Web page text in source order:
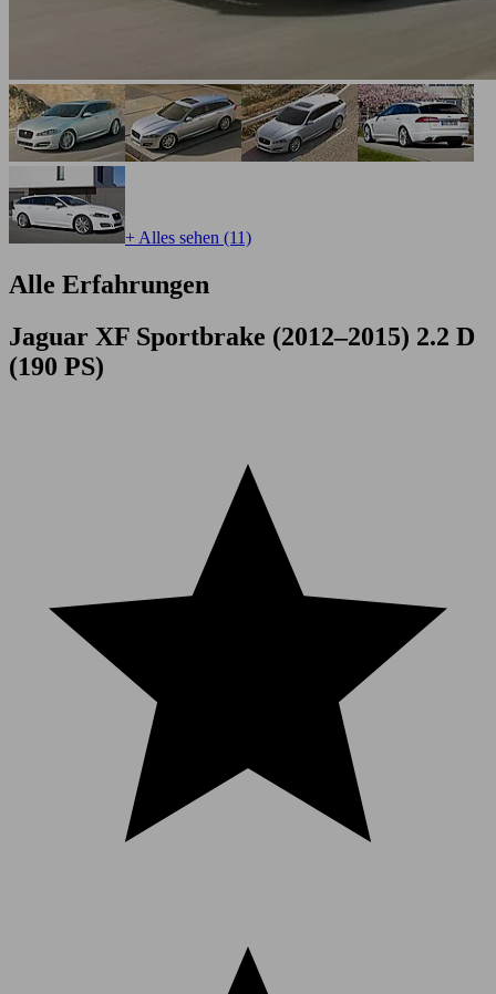
+ Alles sehen (11)
Alle Erfahrungen
Jaguar XF Sportbrake (2012–2015) 2.2 D
(190 PS)